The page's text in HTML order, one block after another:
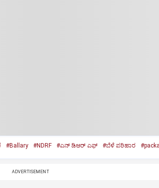
#Ballary #NDRF #ಎನ್ ಡಿಆರ್ ಎಫ್ #ಬೆಳೆ ಪರಿಹಾರ
ADVERTISEMENT